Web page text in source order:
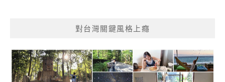
對台灣關鍵風格上癮